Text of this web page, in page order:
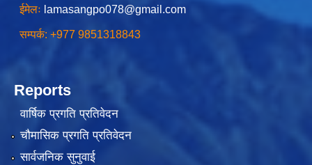
ईमेलः lamasangpo078@gmail.com
सम्पर्क: +977 9851318843
Reports
वार्षिक प्रगति प्रतिवेदन
चौमासिक प्रगति प्रतिवेदन
सार्वजनिक सुनुवाई